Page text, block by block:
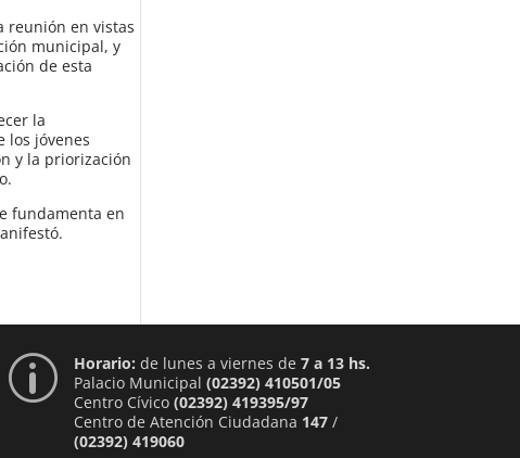
reunión en vistas
municipal, y
de esta
la
los jóvenes
y la priorización
fundamenta en
p Horario: de lunes a viernes de 7 a 13 hs.
Palacio Municipal (02392) 410501/05
Centro Cívico (02392) 419395/97
Centro de Atención Ciudadana 147/
(02392) 419060